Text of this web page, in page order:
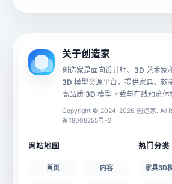
文件大小
关于创造家
创造家是面向设计师、3D 艺术家
3D 模型资源平台，提供家具、软
高品质 3D 模型下载与在线预览体
Copyright © 2024-2026 创造家. All
备18008255号-2
网站地图
首页 内容
热门分类
家具3D